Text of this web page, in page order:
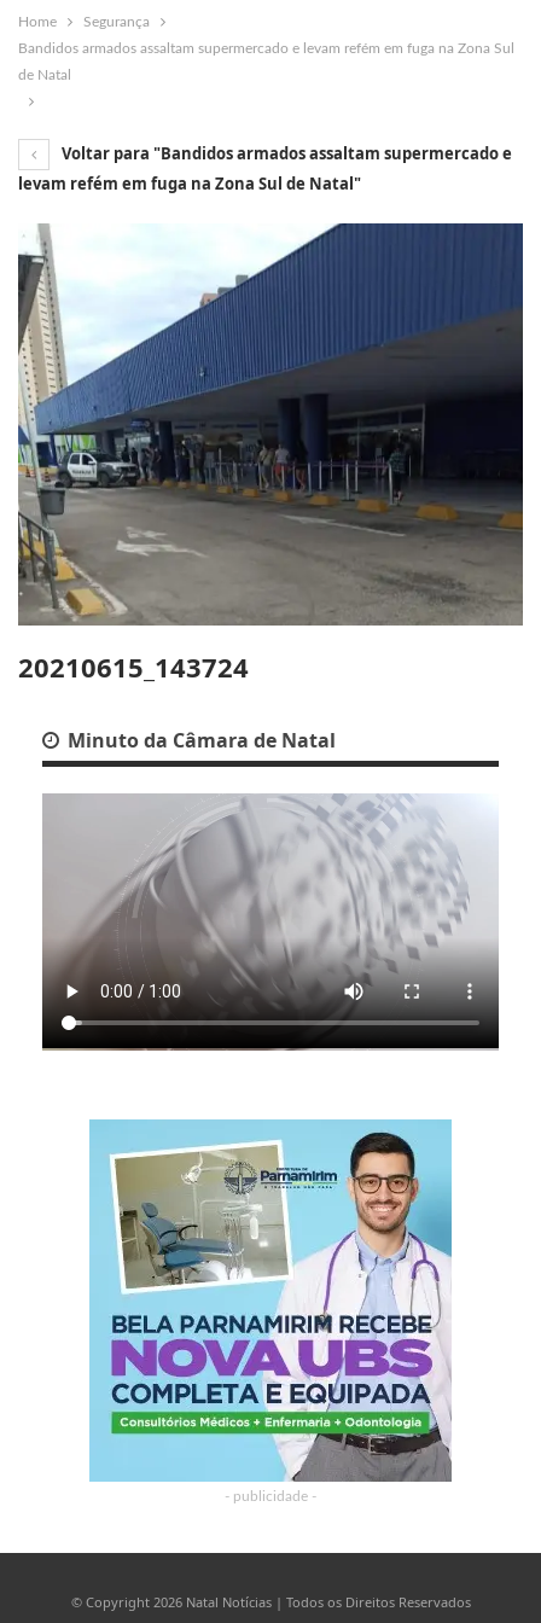
Home
Segurança
Bandidos armados assaltam supermercado e levam refém em fuga na Zona Sul
de Natal
Voltar para "Bandidos armados assaltam supermercado e
levam refém em fuga na Zona Sul de Natal"
20210615_143724
Minuto da Câmara de Natal
- publicidade -
© Copyright 2026 Natal Notícias | Todos os Direitos Reservados